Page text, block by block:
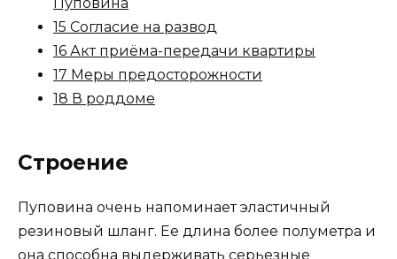
15 Согласие на развод
16 Акт приёма-передачи квартиры
17 Меры предосторожности
18 В роддоме
Строение
Пуповина очень напоминает эластичный
резиновый шланг. Ее длина более полуметра и
она способна выдерживать серьезные